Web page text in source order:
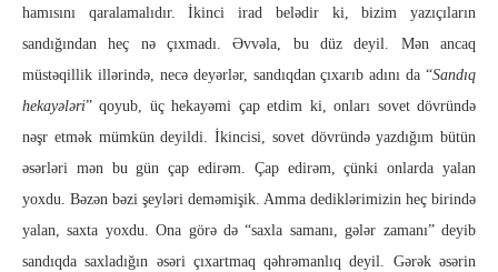
hamısını qaralamalıdır. İkinci irad belədir ki, bizim yazıçıların
sandığından heç nə çıxmadı. Əvvəla, bu düz deyil. Mən ancaq
müstəqillik illərində, necə deyərlər, sandıqdan çıxarıb adını da “Sandıq
hekayələri” qoyub, üç hekayəmi çap etdim ki, onları sovet dövründə
nəşr etmək mümkün deyildi. İkincisi, sovet dövründə yazdığım bütün
əsərləri mən bu gün çap edirəm. Çap edirəm, çünki onlarda yalan
yoxdu. Bəzən bəzi şeyləri deməmişik. Amma dediklərimizin heç birində
yalan, saxta yoxdu. Ona görə də “saxla samanı, gələr zamanı” deyib
sandıqda saxladığın əsəri çıxartmaq qəhrəmanlıq deyil. Gərək əsərin